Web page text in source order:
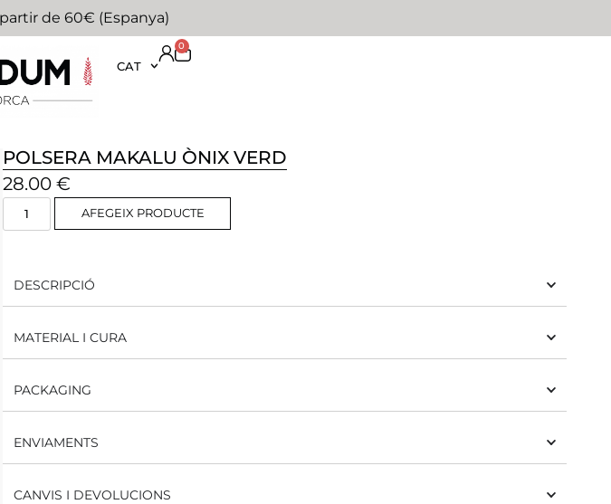
de 60€ (Espanya)
CAT
0
POLSERA MAKALU ÒNIX VERD
28.00 €
AFEGEIX PRODUCTE
DESCRIPCIÓ
MATERIAL I CURA
PACKAGING
ENVIAMENTS
CANVIS I DEVOLUCIONS